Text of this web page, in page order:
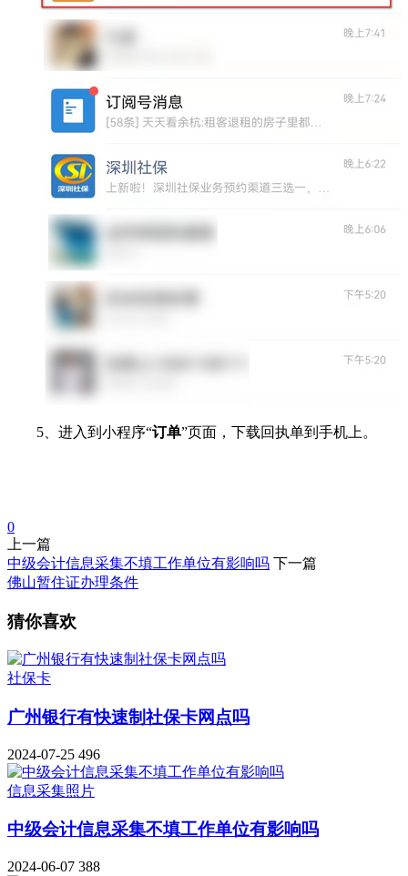
5、进入到小程序“订单”页面，下载回执单到手机上。
0
上一篇
中级会计信息采集不填工作单位有影响吗 下一篇
佛山暂住证办理条件
猜你喜欢
社保卡
广州银行有快速制社保卡网点吗
2024-07-25 496
信息采集照片
中级会计信息采集不填工作单位有影响吗
2024-06-07 388